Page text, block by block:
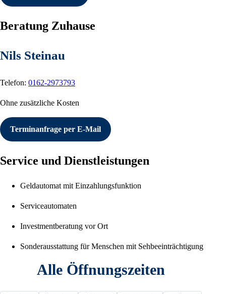
Beratung Zuhause
Nils Steinau
Telefon: 0162-2973793
Ohne zusätzliche Kosten
Terminanfrage per E-Mail
Service und Dienstleistungen
Geldautomat mit Einzahlungsfunktion
Serviceautomaten
Investmentberatung vor Ort
Sonderausstattung für Menschen mit Sehbeeinträchtigung
Alle Öffnungszeiten